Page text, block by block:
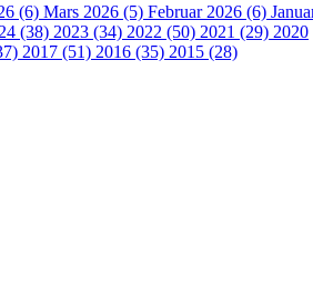
(6) Mars 2026 (5) Februar 2026 (6)
(38) 2023 (34) 2022 (50) 2021 (29) 2020
2017 (51) 2016 (35) 2015 (28)